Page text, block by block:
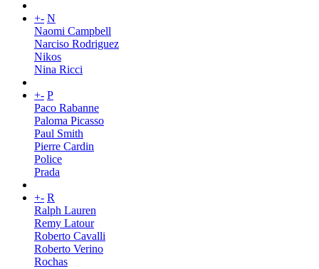
+- N
Naomi Campbell
Narciso Rodriguez
Nikos
Nina Ricci
+- P
Paco Rabanne
Paloma Picasso
Paul Smith
Pierre Cardin
Police
Prada
+- R
Ralph Lauren
Remy Latour
Roberto Cavalli
Roberto Verino
Rochas